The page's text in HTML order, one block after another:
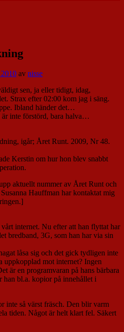
av nisse
sen, ja eller tidigt, idag,
Strax efter 02:00 kom jag i säng.
Ibland händer det…
är inte förstörd, bara halva…
igår; Året Runt. 2009, Nr 48.
Kerstin om hur hon blev snabbt
aktuellt nummer av Året Runt och
Hauffman har kontaktat mig
internet. Nu efter att han flyttat har
bredband, 3G, som han har via sin
låsa sig och det gick tydligen inte
uppkopplad mot internet? Ingen
är en programvaran på hans bärbara
han bl.a. kopior på innehållet i
inte så värst fräsch. Den blir varm
tiden. Något är helt klart fel. Säkert